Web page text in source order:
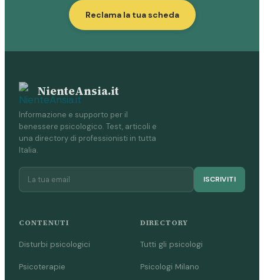
Reclama la tua scheda
NienteAnsia.it
Informazione e supporto per il
benessere psicologico. Test, articoli e
una directory di professionisti in tutta
Italia.
ISCRIVITI
CONTENUTI
Disturbi psicologici
Psicoterapie
DIRECTORY
Tutti gli psicologi
Psicologi Milano